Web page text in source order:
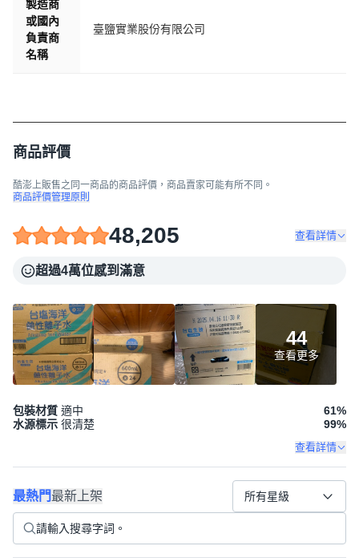
製造商
或國內
負責商
名稱
臺鹽實業股份有限公司
商品評價
酷澎上販售之同一商品的商品評價，商品賣家可能有所不同。
商品評價管理原則
48,205 查看詳情
超過4萬位感到滿意
44
查看更多
包裝材質 適中 61%
水源標示 很清楚 99%
查看詳情
最熱門最新上架 所有星級